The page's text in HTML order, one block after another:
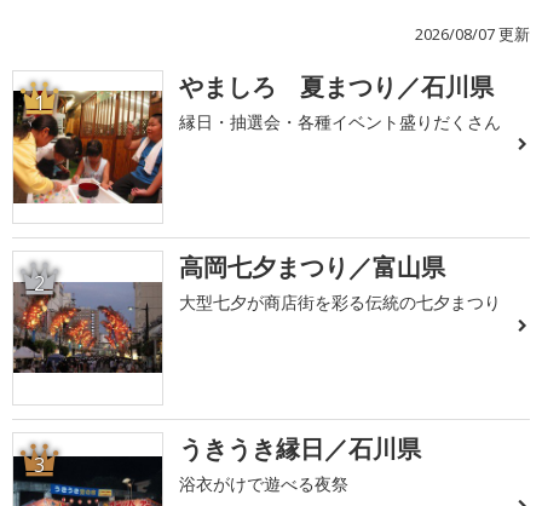
2026/08/07 更新
1 やましろ 夏まつり／石川県
縁日・抽選会・各種イベント盛りだくさん
2 高岡七夕まつり／富山県
大型七夕が商店街を彩る伝統の七夕まつり
3 うきうき縁日／石川県
浴衣がけで遊べる夜祭